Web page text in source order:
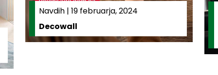
Navdih | 19 februarja, 2024
Decowall